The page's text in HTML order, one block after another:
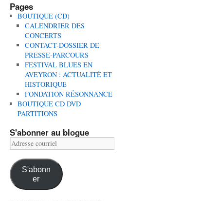
Pages
BOUTIQUE (CD)
CALENDRIER DES
CONCERTS
CONTACT-DOSSIER DE
PRESSE-PARCOURS
FESTIVAL BLUES EN
AVEYRON : ACTUALITÉ ET
HISTORIQUE
FONDATION RÉSONNANCE
BOUTIQUE CD DVD
PARTITIONS
S'abonner au blogue
Adresse
courriel
S'abonn
er